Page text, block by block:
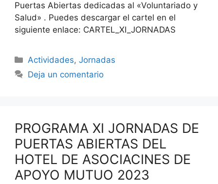
Puertas Abiertas dedicadas al «Voluntariado y
Salud» . Puedes descargar el cartel en el
siguiente enlace: CARTEL_XI_JORNADAS
Categorías
Actividades,Jornadas
Deja un comentario
PROGRAMA XI JORNADAS DE
PUERTAS ABIERTAS DEL
HOTEL DE ASOCIACINES DE
APOYO MUTUO 2023